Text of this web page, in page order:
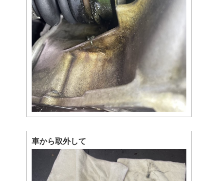
車から取外して